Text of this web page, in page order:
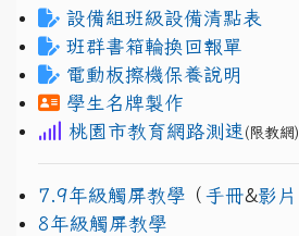
設備組班級設備清點表
班群書箱輪換回報單
電動板擦機保養說明
學生名牌製作
桃園市教育網路測速 (限教網)
7.9年級觸屏教學 （ 手冊&影片
8年級觸屏教學